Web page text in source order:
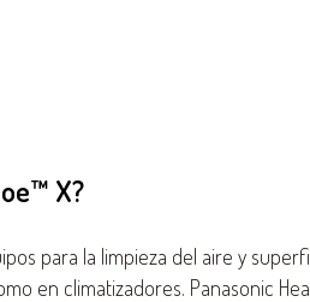
X?
para la limpieza del aire y
en climatizadores. Panasonic